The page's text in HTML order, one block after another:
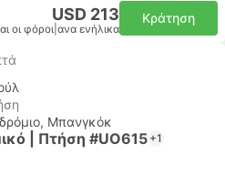
USD 213
οι φόροι ανα ενήλικα
Κράτηση
Μπανγκόκ
| Πτήση #UO615 +1